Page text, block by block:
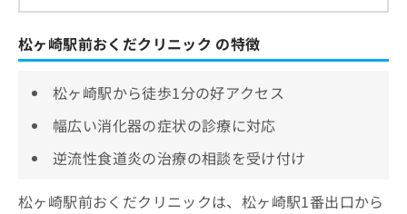
松ヶ崎駅前おくだクリニック の特徴
松ヶ崎駅から徒歩1分の好アクセス
幅広い消化器の症状の診療に対応
逆流性食道炎の治療の相談を受け付け
松ヶ崎駅前おくだクリニックは、松ヶ崎駅1番出口から